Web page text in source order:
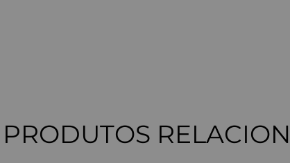
PRODUTOS